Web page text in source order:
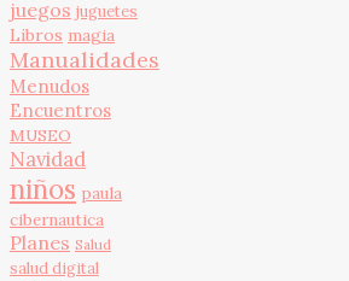
juegos juguetes
Libros magia
Manualidades
Menudos
Encuentros
MUSEO
Navidad
niños paula
cibernautica
Planes Salud
salud digital